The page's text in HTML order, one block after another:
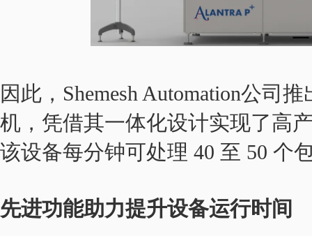
因此，Shemesh Automation公司
机，凭借其一体化设计实现了高
该设备每分钟可处理 40 至 50 个
先进功能助力提升设备运行时间